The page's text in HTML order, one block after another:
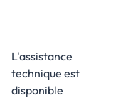
L'assistance
technique est
disponible